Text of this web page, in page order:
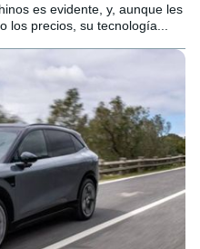
es evidente, y, aunque les
los precios, su tecnología...